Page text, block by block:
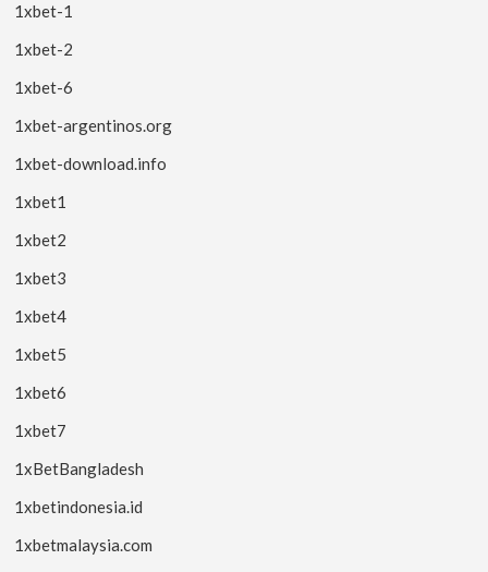
1xbet-1
1xbet-2
1xbet-6
1xbet-argentinos.org
1xbet-download.info
1xbet1
1xbet2
1xbet3
1xbet4
1xbet5
1xbet6
1xbet7
1xBetBangladesh
1xbetindonesia.id
1xbetmalaysia.com